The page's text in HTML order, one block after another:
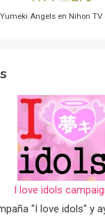
Yumeki Angels en Nihon TV
I love idols
"I love idols" y